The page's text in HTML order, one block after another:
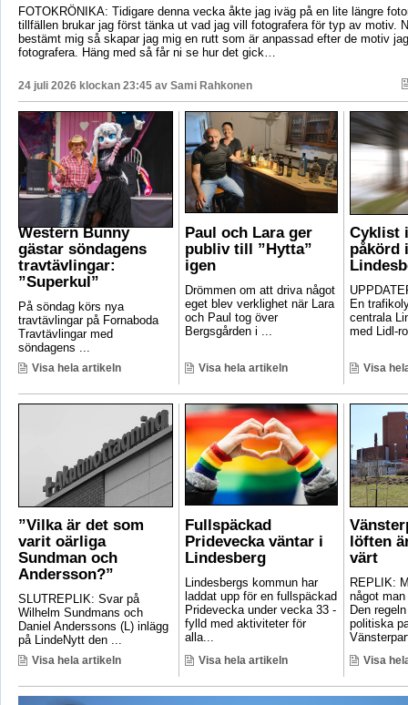
FOTOKRÖNIKA: Tidigare denna vecka åkte jag iväg på en lite längre
tillfällen brukar jag först tänka ut vad jag vill fotografera för typ av motiv.
bestämt mig så skapar jag mig en rutt som är anpassad efter de motiv
fotografera. Häng med så får ni se hur det gick…
24 juli 2026 klockan 23:45 av Sami Rahkonen
Western Bunny
gästar söndagens
travtävlingar:
”Superkul”
På söndag körs nya
travtävlingar på Fornaboda
Travtävlingar med
söndagens ...
Visa hela artikeln
Paul och Lara ger
publiv till ”Hytta”
igen
Drömmen om att driva något
eget blev verklighet när Lara
och Paul tog över
Bergsgården i ...
Visa hela artikeln
Cyklist
påkörd
En
centrala
med Lidl-
Visa
”Vilka är det som
varit oärliga
Sundman och
Andersson?”
SLUTREPLIK: Svar på
Wilhelm Sundmans och
Daniel Anderssons (L) inlägg
på LindeNytt den ...
Visa hela artikeln
Fullspäckad
Pridevecka väntar i
Lindesberg
Lindesbergs kommun har
laddat upp för en fullspäckad
Pridevecka under vecka 33 -
fylld med aktiviteter för
alla...
Visa hela artikeln
löften
värt
REPLIK:
något
Den
politiska
Visa